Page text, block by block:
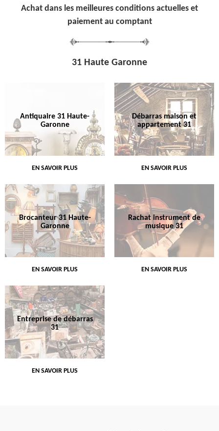
Achat dans les meilleures conditions actuelles et
paiement au comptant
31 Haute Garonne
Antiquaire 31 Haute-
Garonne
EN SAVOIR PLUS
Débarras maison et
appartement 31
EN SAVOIR PLUS
Brocanteur 31 Haute-
Garonne
EN SAVOIR PLUS
Rachat instrument de
musique 31
EN SAVOIR PLUS
Entreprise de débarras
31
EN SAVOIR PLUS